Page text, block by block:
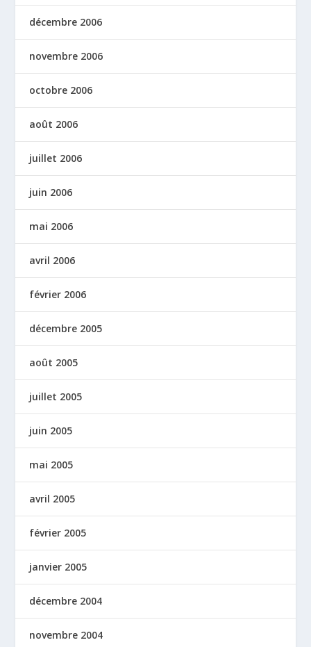
décembre 2006
novembre 2006
octobre 2006
août 2006
juillet 2006
juin 2006
mai 2006
avril 2006
février 2006
décembre 2005
août 2005
juillet 2005
juin 2005
mai 2005
avril 2005
février 2005
janvier 2005
décembre 2004
novembre 2004